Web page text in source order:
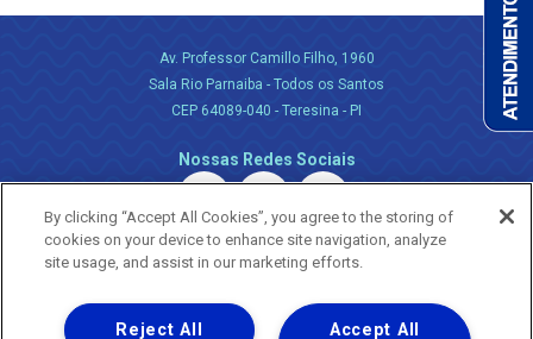
Av. Professor Camillo Filho, 1960
Sala Rio Parnaiba - Todos os Santos
CEP 64089-040 - Teresina - PI
Nossas Redes Sociais
By clicking “Accept All Cookies”, you agree to the storing of
cookies on your device to enhance site navigation, analyze
site usage, and assist in our marketing efforts.
Accept All
Reject All